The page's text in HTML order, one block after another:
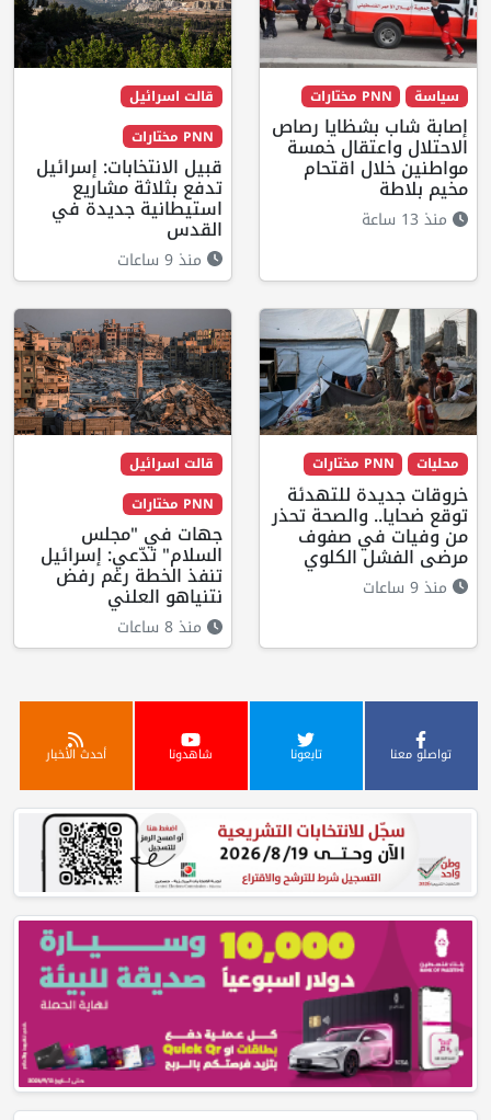
سياسة PNN مختارات
إصابة شاب بشظايا رصاص
الاحتلال واعتقال خمسة
مواطنين خلال اقتحام
مخيم بلاطة
منذ 13 ساعة
قالت اسرائيل
PNN مختارات
قبيل الانتخابات: إسرائيل
تدفع بثلاثة مشاريع
استيطانية جديدة في
القدس
منذ 9 ساعات
محليات PNN مختارات
خروقات جديدة للتهدئة
توقع ضحايا.. والصحة تحذر
من وفيات في صفوف
مرضى الفشل الكلوي
منذ 9 ساعات
قالت اسرائيل
PNN مختارات
جهات في "مجلس
السلام" تدّعي: إسرائيل
تنفذ الخطة رغم رفض
نتنياهو العلني
منذ 8 ساعات
تواصلو معنا تابعونا شاهدونا أحدث الأخبار